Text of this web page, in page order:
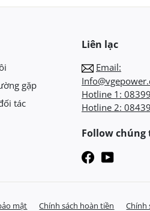
gặp
tác
Liên lạc
Email:
Hotline 1:
Hotline 2:
Follow chúng
mật Chính sách hoàn tiền Chính